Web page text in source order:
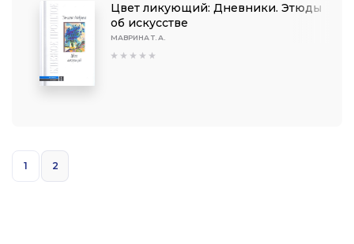
Цвет ликующий: Дневники. Этюды
об искусстве
МАВРИНА Т. А.
1 2